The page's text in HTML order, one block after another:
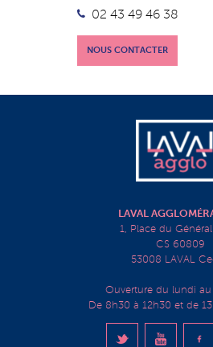
02 43 49 46 38
NOUS CONTACTER
LAVAL
1, Place du
CS 60809
53008 LAVAL
Ouverture du lundi au
De 8h30 à 12h30 et de